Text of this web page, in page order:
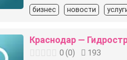
бизнес новости
Краснодар —
0 (0)
193